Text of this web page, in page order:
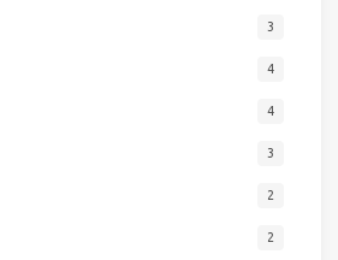
3
4
4
3
2
2